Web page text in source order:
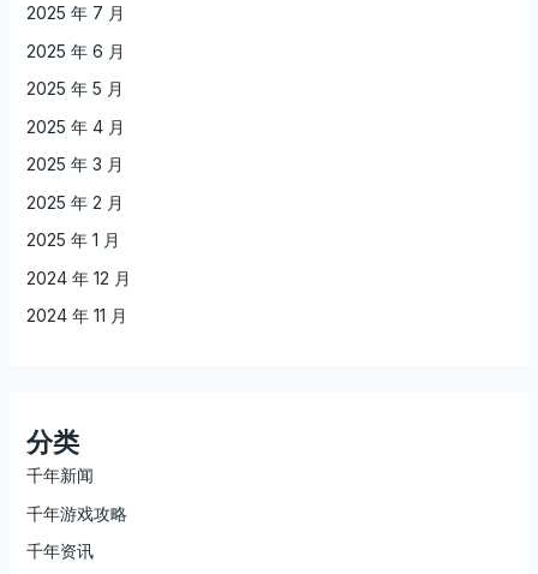
2025 年 7 月
2025 年 6 月
2025 年 5 月
2025 年 4 月
2025 年 3 月
2025 年 2 月
2025 年 1 月
2024 年 12 月
2024 年 11 月
分类
千年新闻
千年游戏攻略
千年资讯